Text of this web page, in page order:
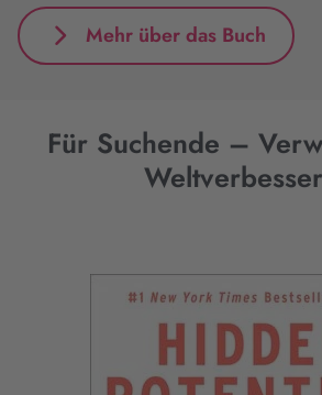
Mehr über das Buch
Für Suchende –